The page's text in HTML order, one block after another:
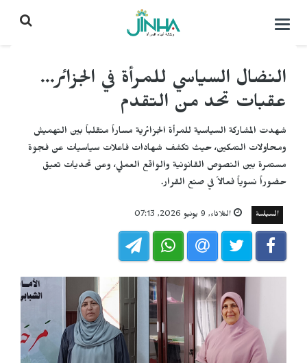
التحكم
النضال السياسي للمرأة في الجزائر...
عقبات تحد من التقدم
شهدت المشاركة السياسية للمرأة الجزائرية مساراً متقلباً بين التهميش
ومحاولات التمكين، حيث تكشف شهادات فاعلات سياسيات عن فجوة
مستمرة بين النصوص القانونية والواقع العملي، وعن تحديات تعيق
حضوراً نسوياً فعالاً في صنع القرار.
السياسة الثلاثاء, 9 يونيو 2026, 07:13